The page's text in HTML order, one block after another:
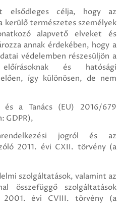
elsődleges célja, hogy az
kerülő természetes személyek
alapvető elveket és
annak érdekében, hogy a
védelemben részesüljön a
és hatósági
így különösen, de nem
és a Tanács (EU) 2016/679
GDPR),
jogról és az
2011. évi CXII. törvény (a
szolgáltatások, valamint az
összefüggő szolgáltatások
2001. évi CVIII. törvény (a